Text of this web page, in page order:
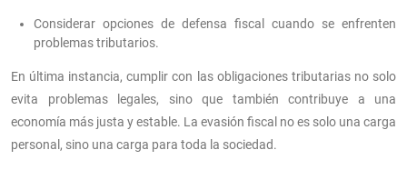
Considerar opciones de defensa fiscal cuando se enfrenten
problemas tributarios.
En última instancia, cumplir con las obligaciones tributarias no solo
evita problemas legales, sino que también contribuye a una
economía más justa y estable. La evasión fiscal no es solo una carga
personal, sino una carga para toda la sociedad.